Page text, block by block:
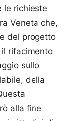
le richieste
Veneta che,
del progetto
rifacimento
sullo
della
alla fine